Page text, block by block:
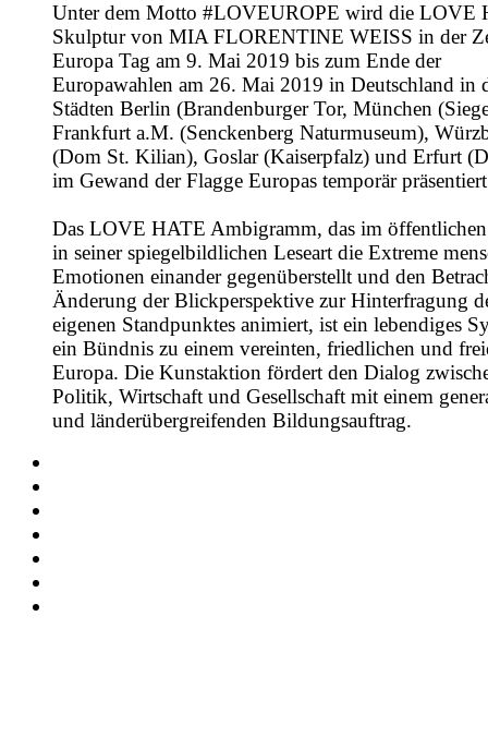
Unter dem Motto #LOVEUROPE wird die LOVE
Skulptur von MIA FLORENTINE WEISS in der
Europa Tag am 9. Mai 2019 bis zum Ende der
Europawahlen am 26. Mai 2019 in Deutschland in
Städten Berlin (Brandenburger Tor, München
Frankfurt a.M. (Senckenberg Naturmuseum),
(Dom St. Kilian), Goslar (Kaiserpfalz) und Erfurt
im Gewand der Flagge Europas temporär
Das LOVE HATE Ambigramm, das im
in seiner spiegelbildlichen Leseart die Extreme
Emotionen einander gegenüberstellt und den
Änderung der Blickperspektive zur Hinterfragung
eigenen Standpunktes animiert, ist ein lebendiges
ein Bündnis zu einem vereinten, friedlichen und
Europa. Die Kunstaktion fördert den Dialog
Politik, Wirtschaft und Gesellschaft mit einem
und länderübergreifenden Bildungsauftrag.